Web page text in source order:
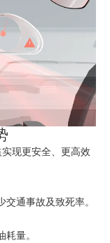
现更安全、更高效
通事故及致死率。
量。